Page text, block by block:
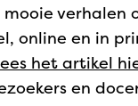
mooie
online en in
het artikel
en